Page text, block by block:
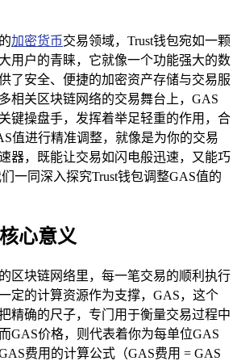
加密货币交易领域，Trust钱包宛如一颗
用户的青睐，它就像一个功能强大的数
了安全、便捷的加密资产存储与交易服
相关区块链网络的交易舞台上，GAS
键操盘手，发挥着举足轻重的作用，合
值进行精准调整，就像是为你的交易
器，既能让交易如闪电般迅速，又能巧
一同深入探究Trust钱包调整GAS值的
心意义
区块链网络里，每一笔交易的顺利执行
定的计算资源作为支撑，GAS，这个
精确的尺子，专门用于衡量交易过程中
GAS价格，则代表着你为每单位GAS
费用的计算公式（GAS费用 = GAS